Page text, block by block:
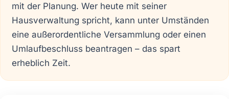
mit der Planung. Wer heute mit seiner
Hausverwaltung spricht, kann unter Umständen
eine außerordentliche Versammlung oder einen
Umlaufbeschluss beantragen – das spart
erheblich Zeit.